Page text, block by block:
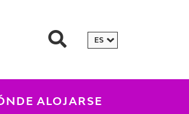
ALOJARSE